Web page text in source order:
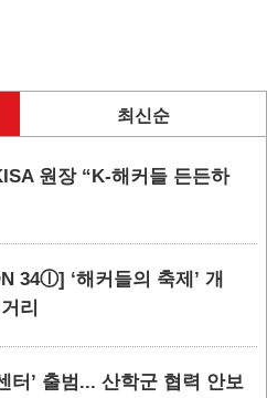
최신순
원장 “K-해커들 든든하
34ⓛ] ‘해커들의 축제’ 개
리
터’ 출범... 산학군 협력 안보